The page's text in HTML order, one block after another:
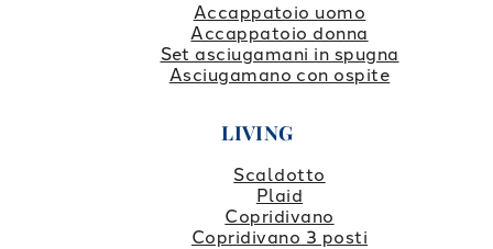
Accappatoio uomo
Accappatoio donna
Set asciugamani in spugna
Asciugamano con ospite
LIVING
Scaldotto
Plaid
Copridivano
Copridivano 3 posti